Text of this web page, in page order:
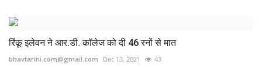
रिंकू इलेवन ने आर.डी. कॉलेज को दी 46 रनों से मात
bhavtarini.com@gmail.com Dec 13, 2021 43